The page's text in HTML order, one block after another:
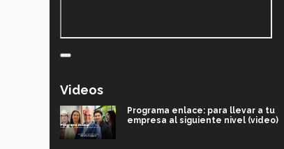
Videos
Programa enlace: para llevar a tu
empresa al siguiente nivel (video)